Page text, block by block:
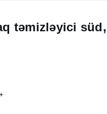
təmizləyici